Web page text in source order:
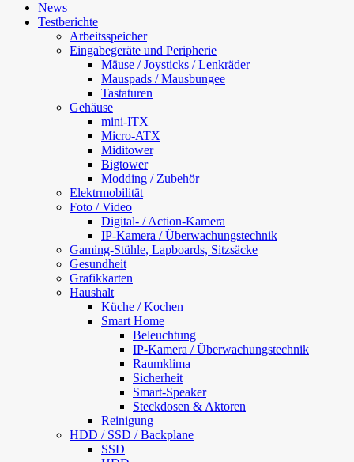
News
Testberichte
Arbeitsspeicher
Eingabegeräte und Peripherie
Mäuse / Joysticks / Lenkräder
Mauspads / Mausbungee
Tastaturen
Gehäuse
mini-ITX
Micro-ATX
Miditower
Bigtower
Modding / Zubehör
Elektrmobilität
Foto / Video
Digital- / Action-Kamera
IP-Kamera / Überwachungstechnik
Gaming-Stühle, Lapboards, Sitzsäcke
Gesundheit
Grafikkarten
Haushalt
Küche / Kochen
Smart Home
Beleuchtung
IP-Kamera / Überwachungstechnik
Raumklima
Sicherheit
Smart-Speaker
Steckdosen & Aktoren
Reinigung
HDD / SSD / Backplane
SSD